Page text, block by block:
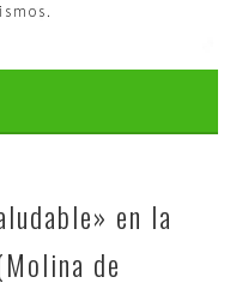
en la
de